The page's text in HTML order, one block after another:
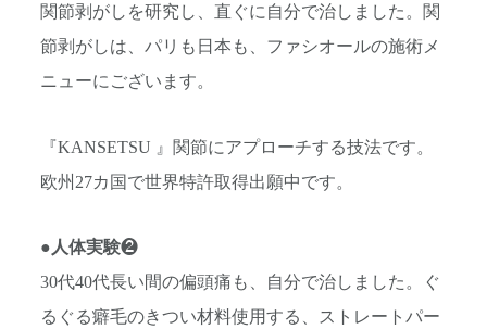
関節剥がしを研究し、直ぐに自分で治しました。関
節剥がしは、パリも日本も、ファシオールの施術メ
ニューにございます。
『KANSETSU 』関節にアプローチする技法です。
欧州27カ国で世界特許取得出願中です。
●人体実験❷
30代40代長い間の偏頭痛も、自分で治しました。ぐ
るぐる癖毛のきつい材料使用する、ストレートパー